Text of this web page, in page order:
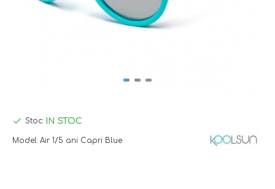
Stoc: IN STOC
Model: Air 1/5 ani Capri Blue